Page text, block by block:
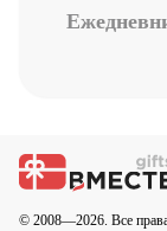
© 2008—2026. Все